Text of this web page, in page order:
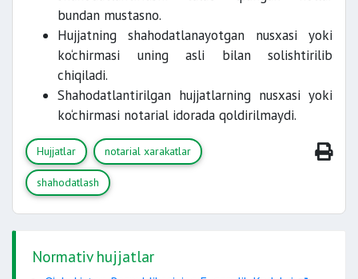
bundan mustasno.
Hujjatning shahodatlanayotgan nusxasi yoki
ko‘chirmasi uning asli bilan solishtirilib
chiqiladi.
Shahodatlantirilgan hujjatlarning nusxasi yoki
ko‘chirmasi notarial idorada qoldirilmaydi.
Hujjatlar notarial xarakatlar
shahodatlash
Normativ hujjatlar